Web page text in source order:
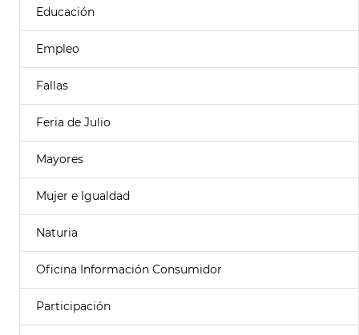
Educación
Empleo
Fallas
Feria de Julio
Mayores
Mujer e Igualdad
Naturia
Oficina Información Consumidor
Participación